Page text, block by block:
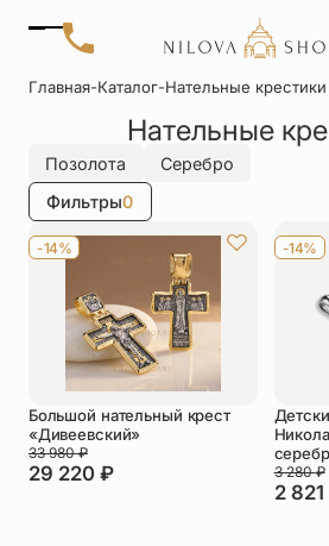
Позвонить
+7 (906) 655-37-20
Автомобильные
иконы
Детские
крестики
Нательные
крестики
Образки
именные
Главная-Каталог-Нательные крестики
Нательные
Фильтры0
Позолота Серебро
-14%
Большой нательный крест
«Дивеевский»
29 220 ₽
33 980₽
-14%
2 821
3 280₽